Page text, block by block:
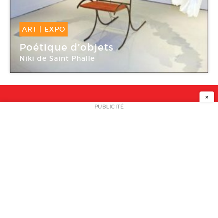
ART | EXPO
06 Avr - 15 Sep 2013
Poétique d’objets
Niki de Saint Phalle
NEWSLETTER
×
PUBLICITÉ